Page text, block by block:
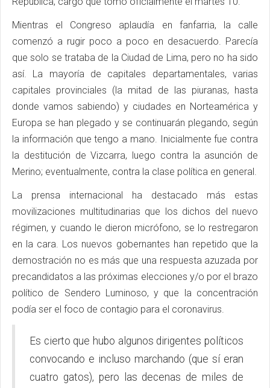
Mientras el Congreso aplaudía en fanfarria, la calle
comenzó a rugir poco a poco en desacuerdo. Parecía
que solo se trataba de la Ciudad de Lima, pero no ha sido
así. La mayoría de capitales departamentales, varias
capitales provinciales (la mitad de las piuranas, hasta
donde vamos sabiendo) y ciudades en Norteamérica y
Europa se han plegado y se continuarán plegando, según
la información que tengo a mano. Inicialmente fue contra
la destitución de Vizcarra, luego contra la asunción de
Merino; eventualmente, contra la clase política en general.
La prensa internacional ha destacado más estas
movilizaciones multitudinarias que los dichos del nuevo
régimen, y cuando le dieron micrófono, se lo restregaron
en la cara. Los nuevos gobernantes han repetido que la
demostración no es más que una respuesta azuzada por
precandidatos a las próximas elecciones y/o por el brazo
político de Sendero Luminoso, y que la concentración
podía ser el foco de contagio para el coronavirus.
Es cierto que hubo algunos dirigentes políticos
convocando e incluso marchando (que sí eran
cuatro gatos), pero las decenas de miles de